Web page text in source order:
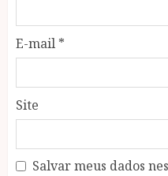
E-mail *
Site
Salvar meus dados